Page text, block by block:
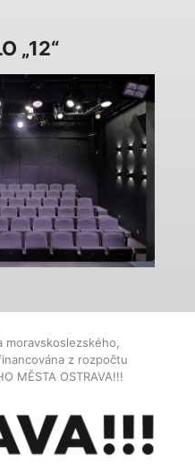
„12“
z rozpočtu
MĚSTA OSTRAVA!!!